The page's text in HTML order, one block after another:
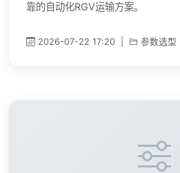
靠的自动化RGV运输方案。
2026-07-22 17:20 参数选型